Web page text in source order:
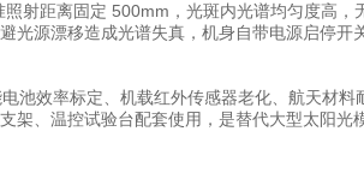
射距离固定 500mm，光斑内光谱均匀度高
光源漂移造成光谱失真，机身自带电源启停开
池效率标定、机载红外传感器老化、航天材
、温控试验台配套使用，是替代大型太阳光